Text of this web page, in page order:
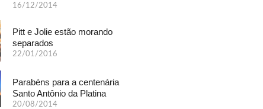
16/12/2014
Pitt e Jolie estão morando
separados
22/01/2016
Parabéns para a centenária
Santo Antônio da Platina
20/08/2014